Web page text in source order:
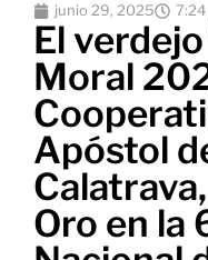
junio 29, 2025
El
Moral
Apóstol
Oro en la